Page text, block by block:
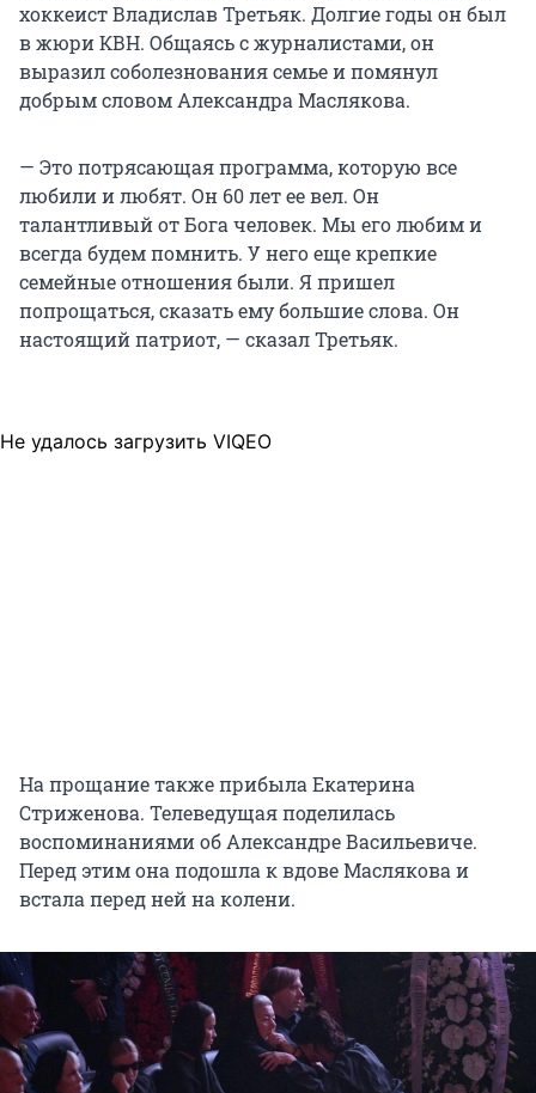
хоккеист Владислав Третьяк. Долгие годы он был
в жюри КВН. Общаясь с журналистами, он
выразил соболезнования семье и помянул
добрым словом Александра Маслякова.
— Это потрясающая программа, которую все
любили и любят. Он 60 лет ее вел. Он
талантливый от Бога человек. Мы его любим и
всегда будем помнить. У него еще крепкие
семейные отношения были. Я пришел
попрощаться, сказать ему большие слова. Он
настоящий патриот, — сказал Третьяк.
Не удалось загрузить VIQEO
На прощание также прибыла Екатерина
Стриженова. Телеведущая поделилась
воспоминаниями об Александре Васильевиче.
Перед этим она подошла к вдове Маслякова и
встала перед ней на колени.